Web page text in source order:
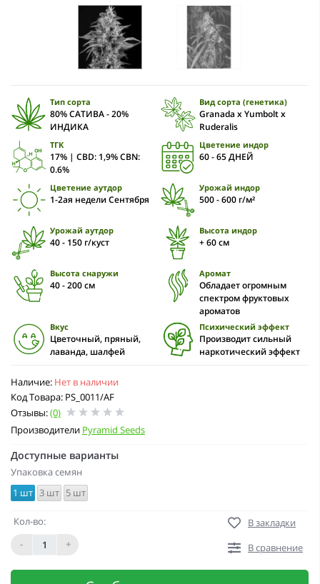
Наличие: Нет в наличии
Код Товара: PS_0011/AF
Отзывы:(0)
Производители Pyramid Seeds
Тип сорта
80% САТИВА - 20%
ИНДИКА
Вид сорта (генетика)
Granada х Yumbolt x
Ruderalis
ТГК
17% | CBD: 1,9% CBN:
0.6%
Цветение индор
60 - 65 ДНЕЙ
Цветение аутдор
1-2ая недели Сентября
Урожай индор
500 - 600 г/м²
Урожай аутдор
40 - 150 г/куст
Высота индор
+ 60 см
Высота снаружи
40 - 200 см
Аромат
Обладает огромным
спектром фруктовых
ароматов
Вкус
Цветочный, пряный,
лаванда, шалфей
Психический эффект
Производит сильный
наркотический эффект
Доступные варианты
Упаковка семян
1 шт 3 шт 5 шт
Кол-во:
-
+
В закладки
В сравнение